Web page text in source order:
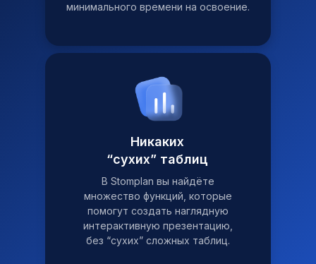
В Stomplan вы найдёте
множество функций, которые
помогут создать наглядную
интерактивную презентацию,
без “сухих” сложных таблиц.
минимального времени на освоение.
Никаких
“сухих” таблиц